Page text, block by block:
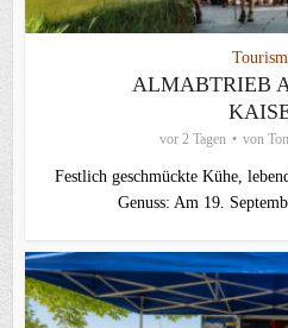
ALMABTRIEB
vor 2 Tagen von
Festlich geschmückte Kühe,
Genuss: Am 19.